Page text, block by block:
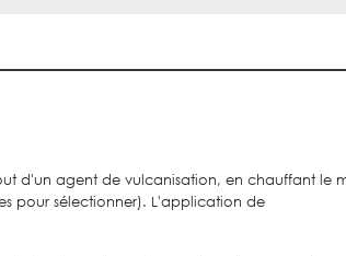
d'un agent de vulcanisation, en chauffant le
pour sélectionner). L'application de